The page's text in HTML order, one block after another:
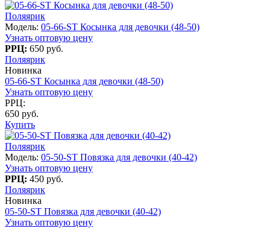
Поляярик
Модель: 05-66-ST Косынка для девочки (48-50)
Узнать оптовую цену
РРЦ: 650 руб.
Поляярик
Новинка
05-66-ST Косынка для девочки (48-50)
Узнать оптовую цену
РРЦ:
650 руб.
Купить
Поляярик
Модель: 05-50-ST Повязка для девочки (40-42)
Узнать оптовую цену
РРЦ: 450 руб.
Поляярик
Новинка
05-50-ST Повязка для девочки (40-42)
Узнать оптовую цену